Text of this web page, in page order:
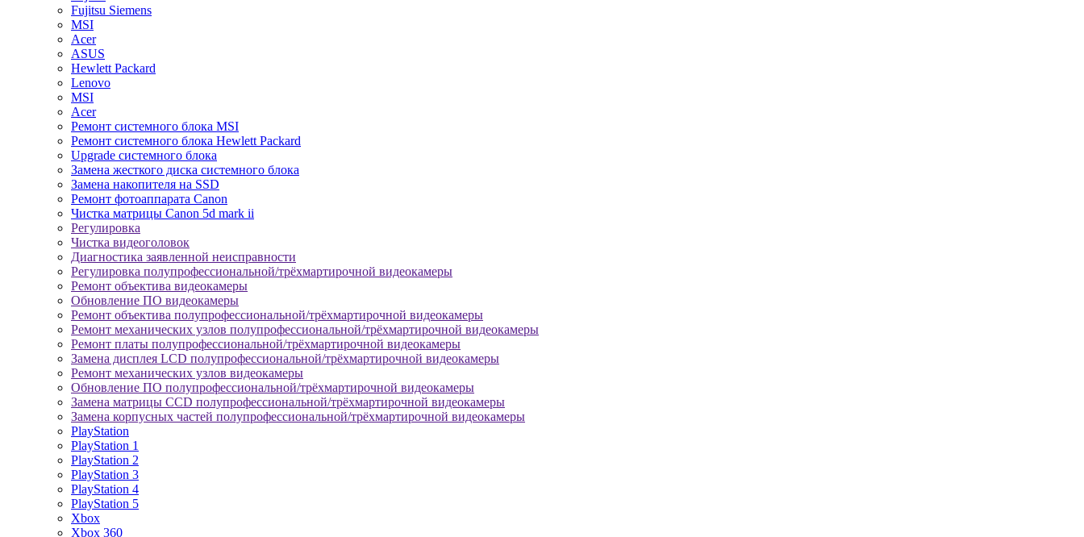
Fujitsu Siemens
MSI
Acer
ASUS
Hewlett Packard
Lenovo
MSI
Acer
Ремонт системного блока MSI
Ремонт системного блока Hewlett Packard
Upgrade системного блока
Замена жесткого диска системного блока
Замена накопителя на SSD
Ремонт фотоаппарата Canon
Чистка матрицы Canon 5d mark ii
Регулировка
Чистка видеоголовок
Диагностика заявленной неисправности
Регулировка полупрофессиональной/трёхмартирочной видеокамеры
Ремонт объектива видеокамеры
Обновление ПО видеокамеры
Ремонт объектива полупрофессиональной/трёхмартирочной видеокамеры
Ремонт механических узлов полупрофессиональной/трёхмартирочной видеокамеры
Ремонт платы полупрофессиональной/трёхмартирочной видеокамеры
Замена дисплея LCD полупрофессиональной/трёхмартирочной видеокамеры
Ремонт механических узлов видеокамеры
Обновление ПО полупрофессиональной/трёхмартирочной видеокамеры
Замена матрицы CCD полупрофессиональной/трёхмартирочной видеокамеры
Замена корпусных частей полупрофессиональной/трёхмартирочной видеокамеры
PlayStation
PlayStation 1
PlayStation 2
PlayStation 3
PlayStation 4
PlayStation 5
Xbox
Xbox 360